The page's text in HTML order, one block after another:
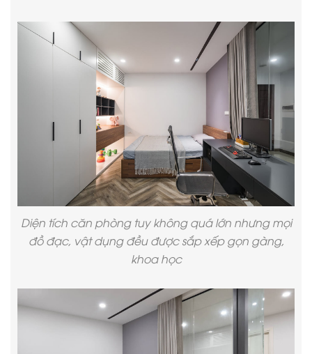
Diện tích căn phòng tuy không quá lớn nhưng mọi
đồ đạc, vật dụng đều được sắp xếp gọn gàng,
khoa học